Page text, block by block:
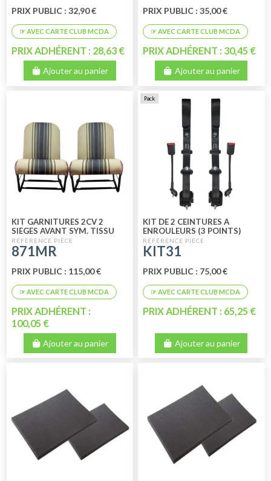
PRIX PUBLIC : 32,90 €
PRIX ADHÉRENT : 28,63 €
Ajouter au panier
PRIX PUBLIC : 35,00 €
PRIX ADHÉRENT : 30,45 €
Ajouter au panier
KIT GARNITURES 2CV 2
SIEGES AVANT SYM. TISSU
ORIGINE MARRON RAYE NOIR
871MR
PRIX PUBLIC : 115,00 €
PRIX ADHÉRENT :
100,05 €
Ajouter au panier
Pack
KIT DE 2 CEINTURES A
ENROULEURS (3 POINTS)
POUR 2CV - DYANE
KIT31
PRIX PUBLIC : 75,00 €
PRIX ADHÉRENT : 65,25 €
Ajouter au panier